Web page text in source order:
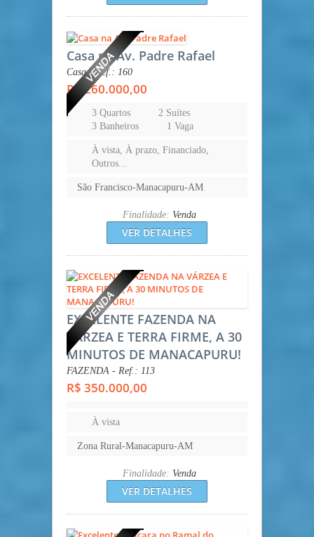
Casa na Av. Padre Rafael
Casa - Ref.: 160
R$ 260.000,00
3 Quartos
2 Suítes
3 Banheiros
1 Vaga
À vista, À prazo, Financiado,
Outros...
São Francisco-Manacapuru-AM
Finalidade: Venda
VER DETALHES
EXCELENTE FAZENDA NA
VÁRZEA E TERRA FIRME, A 30
MINUTOS DE MANACAPURU!
FAZENDA - Ref.: 113
R$ 350.000,00
À vista
Zona Rural-Manacapuru-AM
Finalidade: Venda
VER DETALHES